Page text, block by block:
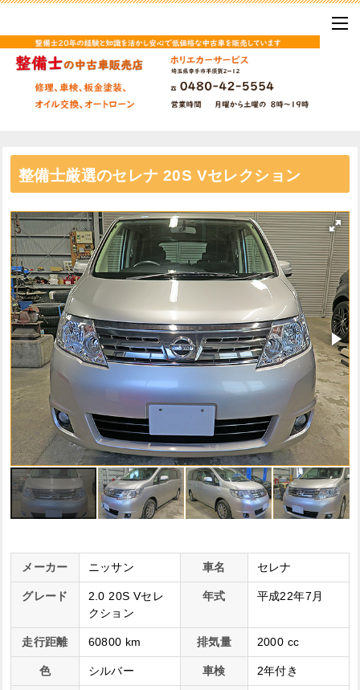
整備士厳選のセレナ 20S Vセレクション
メーカー ニッサン 車名 セレナ
グレード
2.0 20S Vセレ
クション
年式 平成22年7月
走行距離 60800 km 排気量 2000 cc
色 シルバー 車検 2年付き